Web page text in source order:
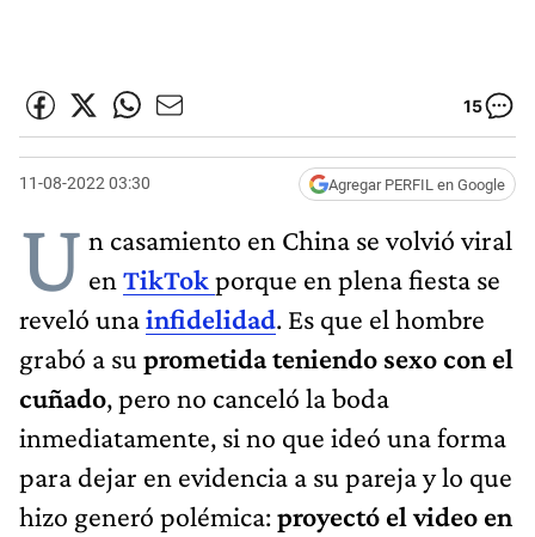
15
11-08-2022 03:30 Agregar PERFIL en Google
U n casamiento en China se volvió viral
en TikTok porque en plena fiesta se
reveló unainfidelidad. Es que el hombre
grabó a su prometida teniendo sexo con el
cuñado, pero no canceló la boda
inmediatamente, si no que ideó una forma
para dejar en evidencia a su pareja y lo que
hizo generó polémica:proyectó el video en